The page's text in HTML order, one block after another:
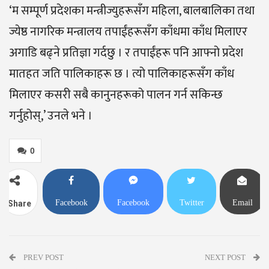
‘म सम्पूर्ण प्रदेशका मन्त्रीज्युहरूसँग महिला, बालबालिका तथा
ज्येष्ठ नागरिक मन्त्रालय तपाईंहरूसँग काँधमा काँध मिलाएर
अगाडि बढ्ने प्रतिज्ञा गर्दछु । र तपाईंहरू पनि आफ्नो प्रदेश
मातहत जति पालिकाहरू छ । त्यो पालिकाहरूसँग काँध
मिलाएर कसरी सबै कानुनहरूको पालन गर्न सकिन्छ
गर्नुहोस्,’ उनले भने ।
0
Share Facebook Facebook Twitter Email
PREV POST NEXT POST